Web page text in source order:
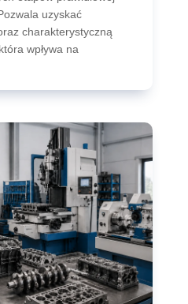
uzyskać
charakterystyczną
wpływa na